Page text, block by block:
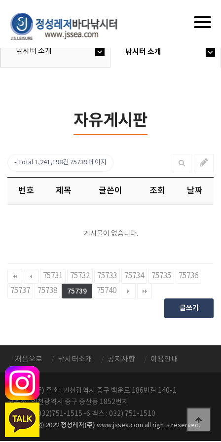
낚시터 소개 낚시터 소개
자유게시판
Total 1,241,198건 75739 페이지
번호 제목 글쓴이 조회 날짜
게시물이 없습니다.
75731 75732 75733 75734 75735
75736
75737
75738 75739 75740
글쓰기
처음으로 낚시터소개 공지사항 이용안내
정성레저(주) 주소 : 인천광역시 중구 백운로 186번길 140-1
구주소 : 인천광역시 중구 중산동 1852번지
전화번호: 032)751-1515~6 팩스 : 032) 751-1510
copyright ⓒ 2022 정성레저(주) www.jssea.com all rights reserved.